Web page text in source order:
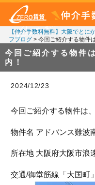
【仲介手数料無料】大阪でとに
フブログ> 今回ご紹介する物件
今回ご紹介する物件
内！
2024/12/23
今回ご紹介する物件は
物件名 アドバンス難波
所在地 大阪府大阪市浪
交通/御堂筋線「大国町